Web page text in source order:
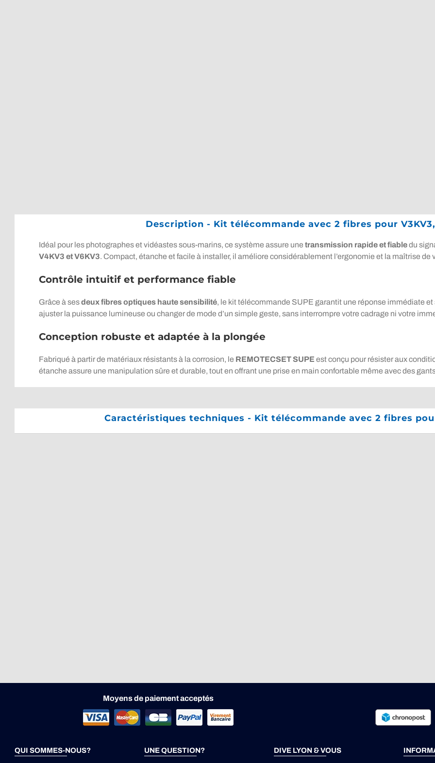
Description - Kit télécommande avec 2 fibres pour V3KV3,
Idéal pour les photographes et vidéastes sous-marins, ce système assure une transmission rapide et fiabledu
V4KV3 et V6KV3. Compact, étanche et facile à installer, il améliore considérablement l’ergonomie et la maîtrise de
Contrôle intuitif et performance fiable
Grâce à sesdeux fibres optiques haute sensibilité, le kit télécommande SUPE garantit une réponse immédiate
ajuster la puissance lumineuse ou changer de mode d’un simple geste, sans interrompre votre cadrage ni votre
Conception robuste et adaptée à la plongée
Fabriqué à partir de matériaux résistants à la corrosion, le REMOTECSET SUPE est conçu pour résister aux
étanche assure une manipulation sûre et durable, tout en offrant une prise en main confortable même avec des
Caractéristiques techniques - Kit télécommande avec 2 fibres pour
Moyens de paiement acceptés
QUI SOMMES-NOUS? UNE QUESTION? DIVE LYON & VOUS